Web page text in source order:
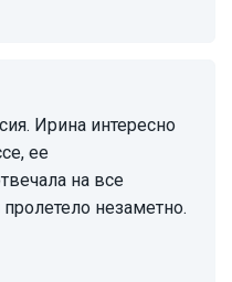
ее
на все
незаметно.